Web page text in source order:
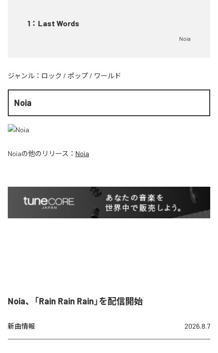
1 ： Last Words
Noia
ジャンル： ロック / ポップ / ワールド
Noia
Noiaの他のリリース： Noia
Noia、「Rain Rain Rain」を配信開始
新曲情報 2026.8.7